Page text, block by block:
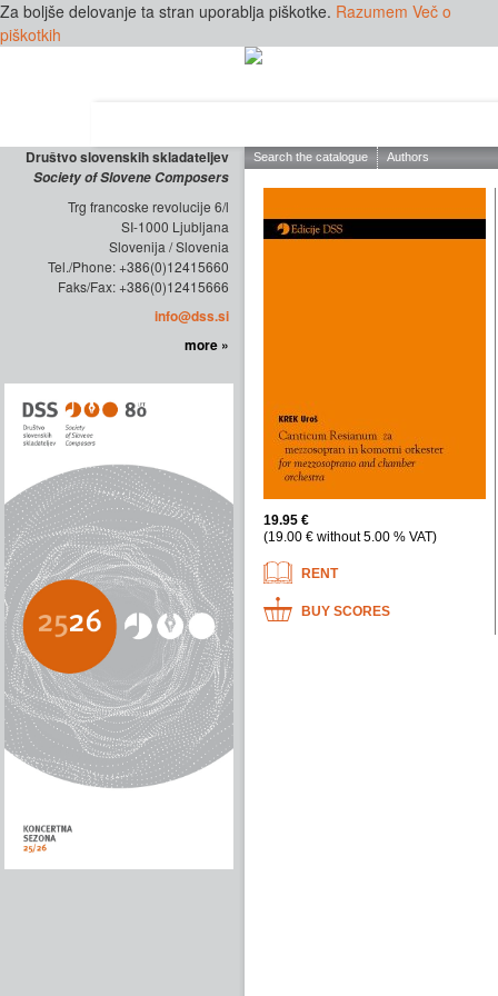
Za boljše delovanje ta stran uporablja piškotke. Razumem Več o
piškotkih
Društvo slovenskih skladateljev
Society of Slovene Composers
Trg francoske revolucije 6/l
SI-1000 Ljubljana
Slovenija / Slovenia
Tel./Phone: +386(0)12415660
Faks/Fax: +386(0)12415666
info@dss.si
more »